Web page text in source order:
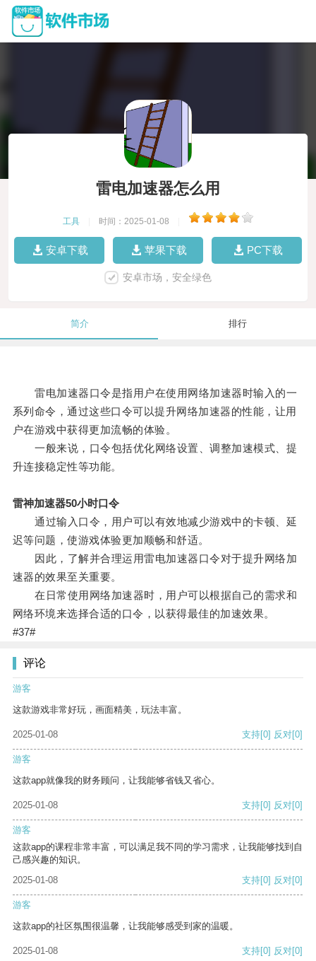
雷电加速器怎么用
工具 时间：2025-01-08
安卓下载 苹果下载 PC下载
安卓市场，安全绿色
简介 排行
雷电加速器口令是指用户在使用网络加速器时输入的一
系列命令，通过这些口令可以提升网络加速器的性能，让用
户在游戏中获得更加流畅的体验。
一般来说，口令包括优化网络设置、调整加速模式、提
升连接稳定性等功能。
雷神加速器50小时口令
通过输入口令，用户可以有效地减少游戏中的卡顿、延
迟等问题，使游戏体验更加顺畅和舒适。
因此，了解并合理运用雷电加速器口令对于提升网络加
速器的效果至关重要。
在日常使用网络加速器时，用户可以根据自己的需求和
网络环境来选择合适的口令，以获得最佳的加速效果。
#37#
评论
游客
这款游戏非常好玩，画面精美，玩法丰富。
2025-01-08 支持[0] 反对[0]
游客
这款app就像我的财务顾问，让我能够省钱又省心。
2025-01-08 支持[0] 反对[0]
游客
这款app的课程非常丰富，可以满足我不同的学习需求，让我能够找到自
己感兴趣的知识。
2025-01-08
支持[0] 反对[0]
游客
这款app的社区氛围很温馨，让我能够感受到家的温暖。
2025-01-08 支持[0] 反对[0]